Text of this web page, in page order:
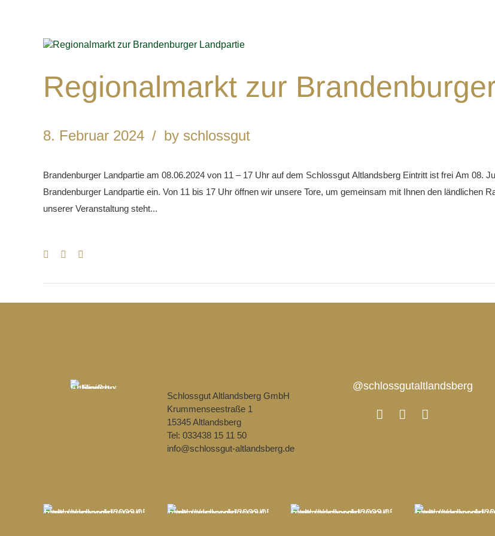
Regionalmarkt zur
8. Februar 2024 by schlossgut
Brandenburger Landpartie am 08.06.2024 von 11 – 17 Uhr auf dem Schlossgut Altlandsberg Eintritt ist frei Am 08.
Brandenburger Landpartie ein. Von 11 bis 17 Uhr öffnen wir unsere Tore, um gemeinsam mit Ihnen den ländlichen
unserer Veranstaltung steht...
Schlossgut Altlandsberg GmbH
Krummenseestraße 1
15345 Altlandsberg
Tel: 033438 15 11 50
info@schlossgut-altlandsberg.de
@schlossgutaltlandsberg